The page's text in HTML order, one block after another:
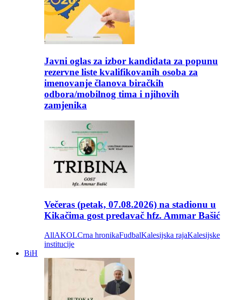
Javni oglas za izbor kandidata za popunu
rezervne liste kvalifikovanih osoba za
imenovanje članova biračkih
odbora/mobilnog tima i njihovih
zamjenika
Večeras (petak, 07.08.2026) na stadionu u
Kikačima gost predavač hfz. Ammar Bašić
AllAKOLCrna hronikaFudbalKalesijska rajaKalesijske
institucije
BiH